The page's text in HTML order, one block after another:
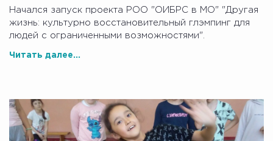
Начался запуск проекта РОО "ОИБРС в МО" "Другая
жизнь: культурно восстановительный глэмпинг для
людей с ограниченными возможностями".
Читать далее...